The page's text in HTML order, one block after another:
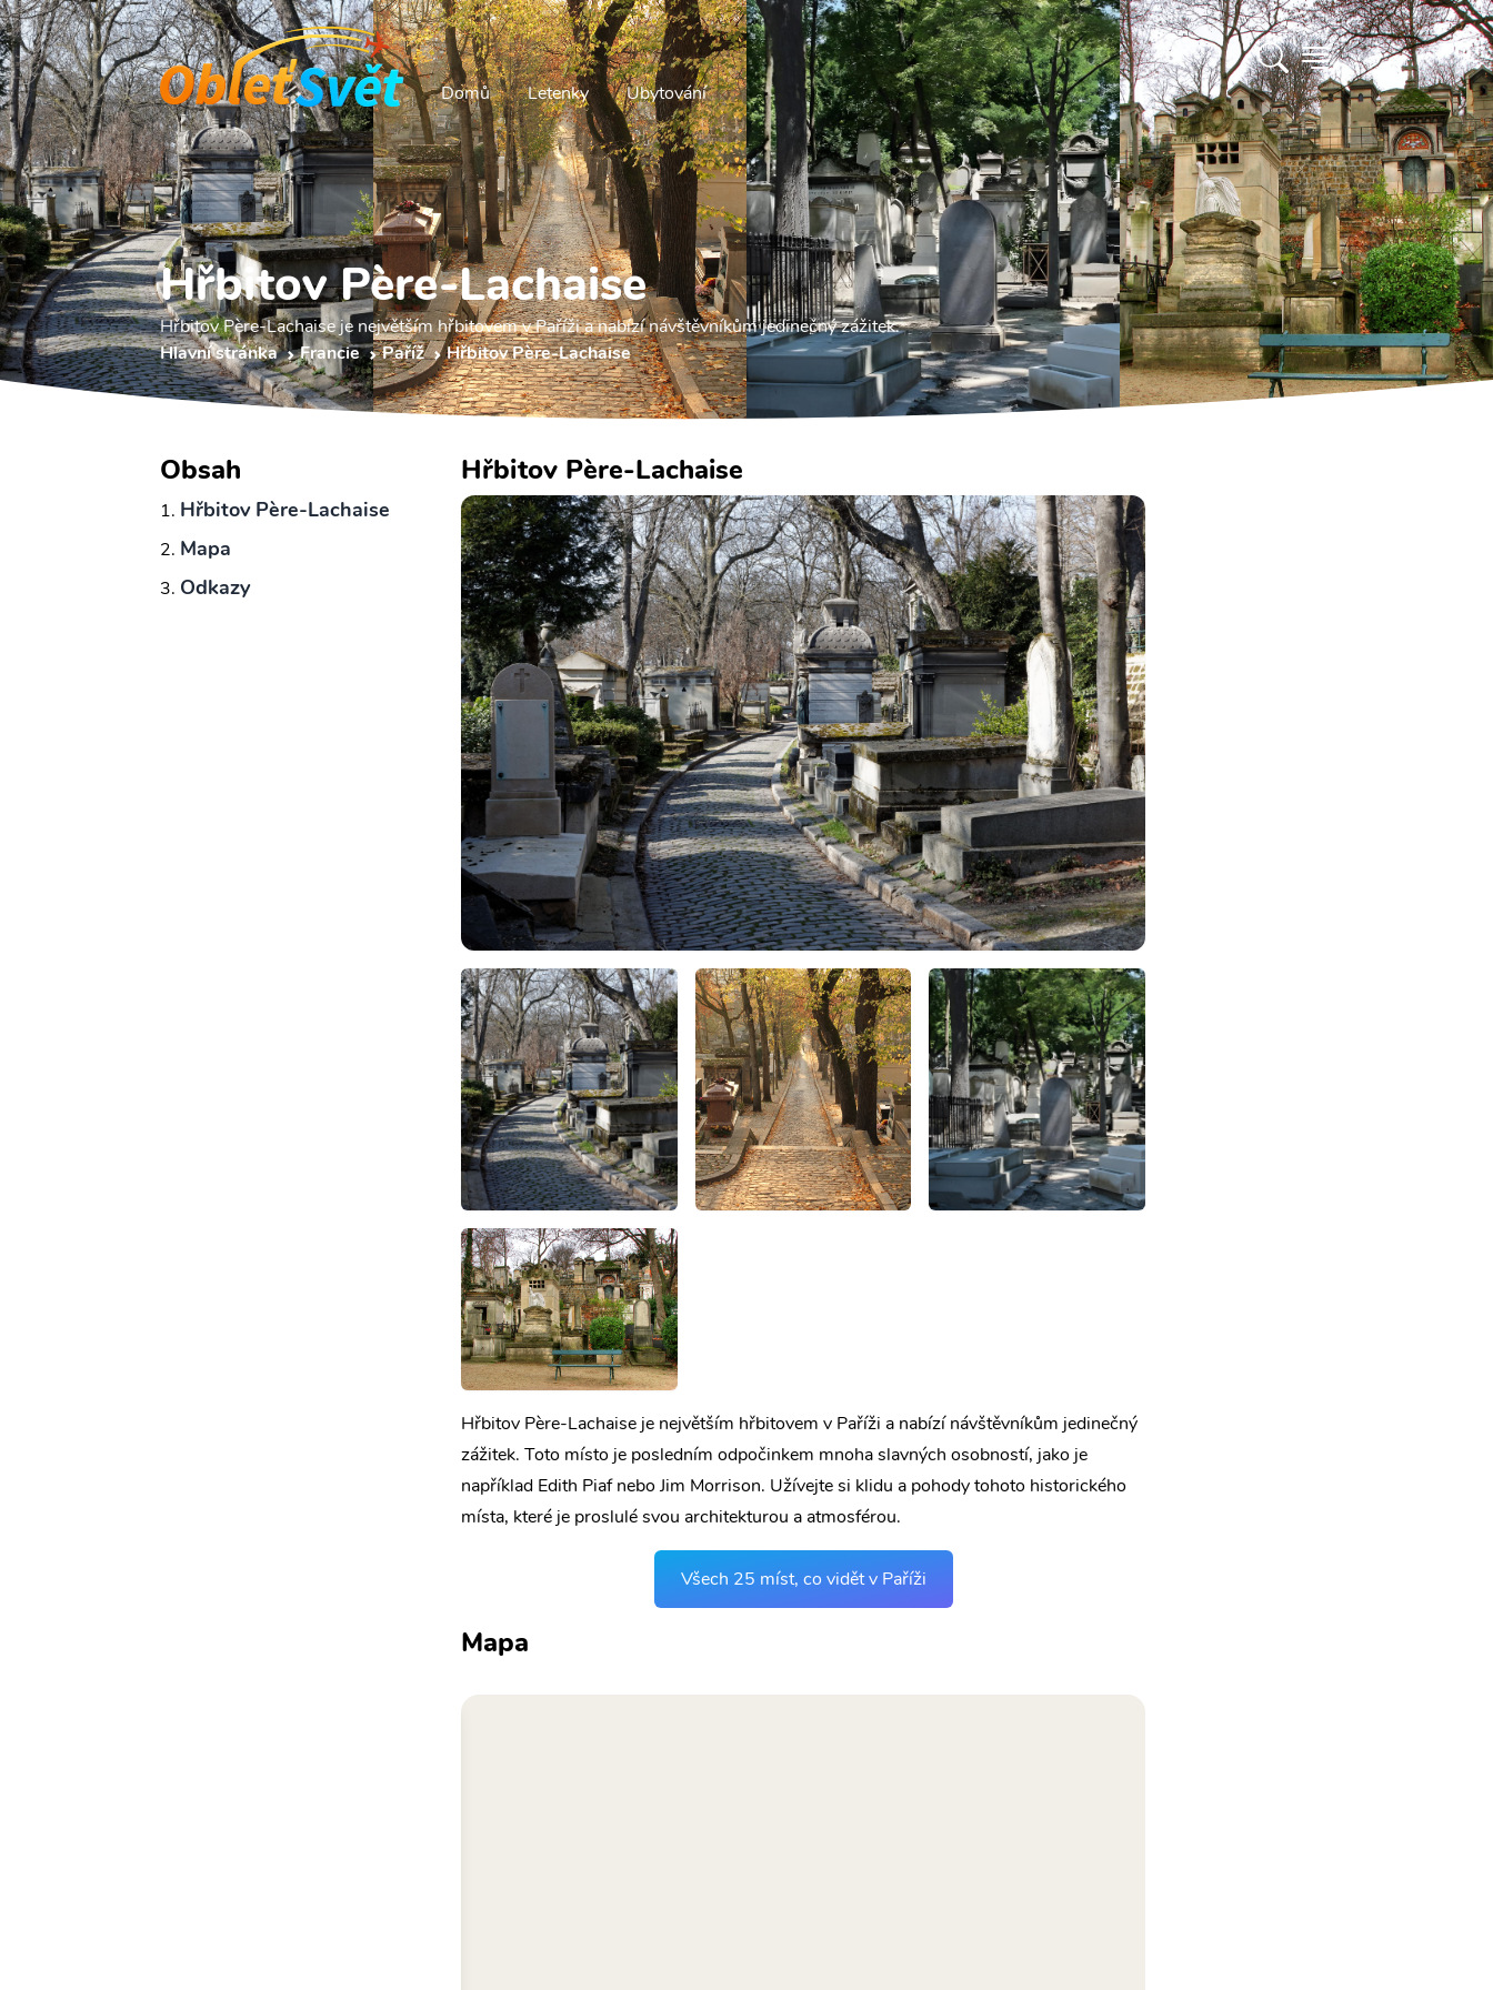
Domů Letenky Ubytování
Hřbitov Père-Lachaise
Hřbitov Père-Lachaise je největším hřbitovem v Paříži a nabízí návštěvníkům jedinečný zážitek.
Hlavní stránka
Francie Paříž Hřbitov Père-Lachaise
Obsah
Hřbitov Père-Lachaise
Mapa
Odkazy
Hřbitov Père-Lachaise
Hřbitov Père-Lachaise je největším hřbitovem v Paříži a nabízí návštěvníkům jedinečný
zážitek. Toto místo je posledním odpočinkem mnoha slavných osobností, jako je
například Edith Piaf nebo Jim Morrison. Užívejte si klidu a pohody tohoto historického
místa, které je proslulé svou architekturou a atmosférou.
Všech 25 míst, co vidět v Paříži
Mapa